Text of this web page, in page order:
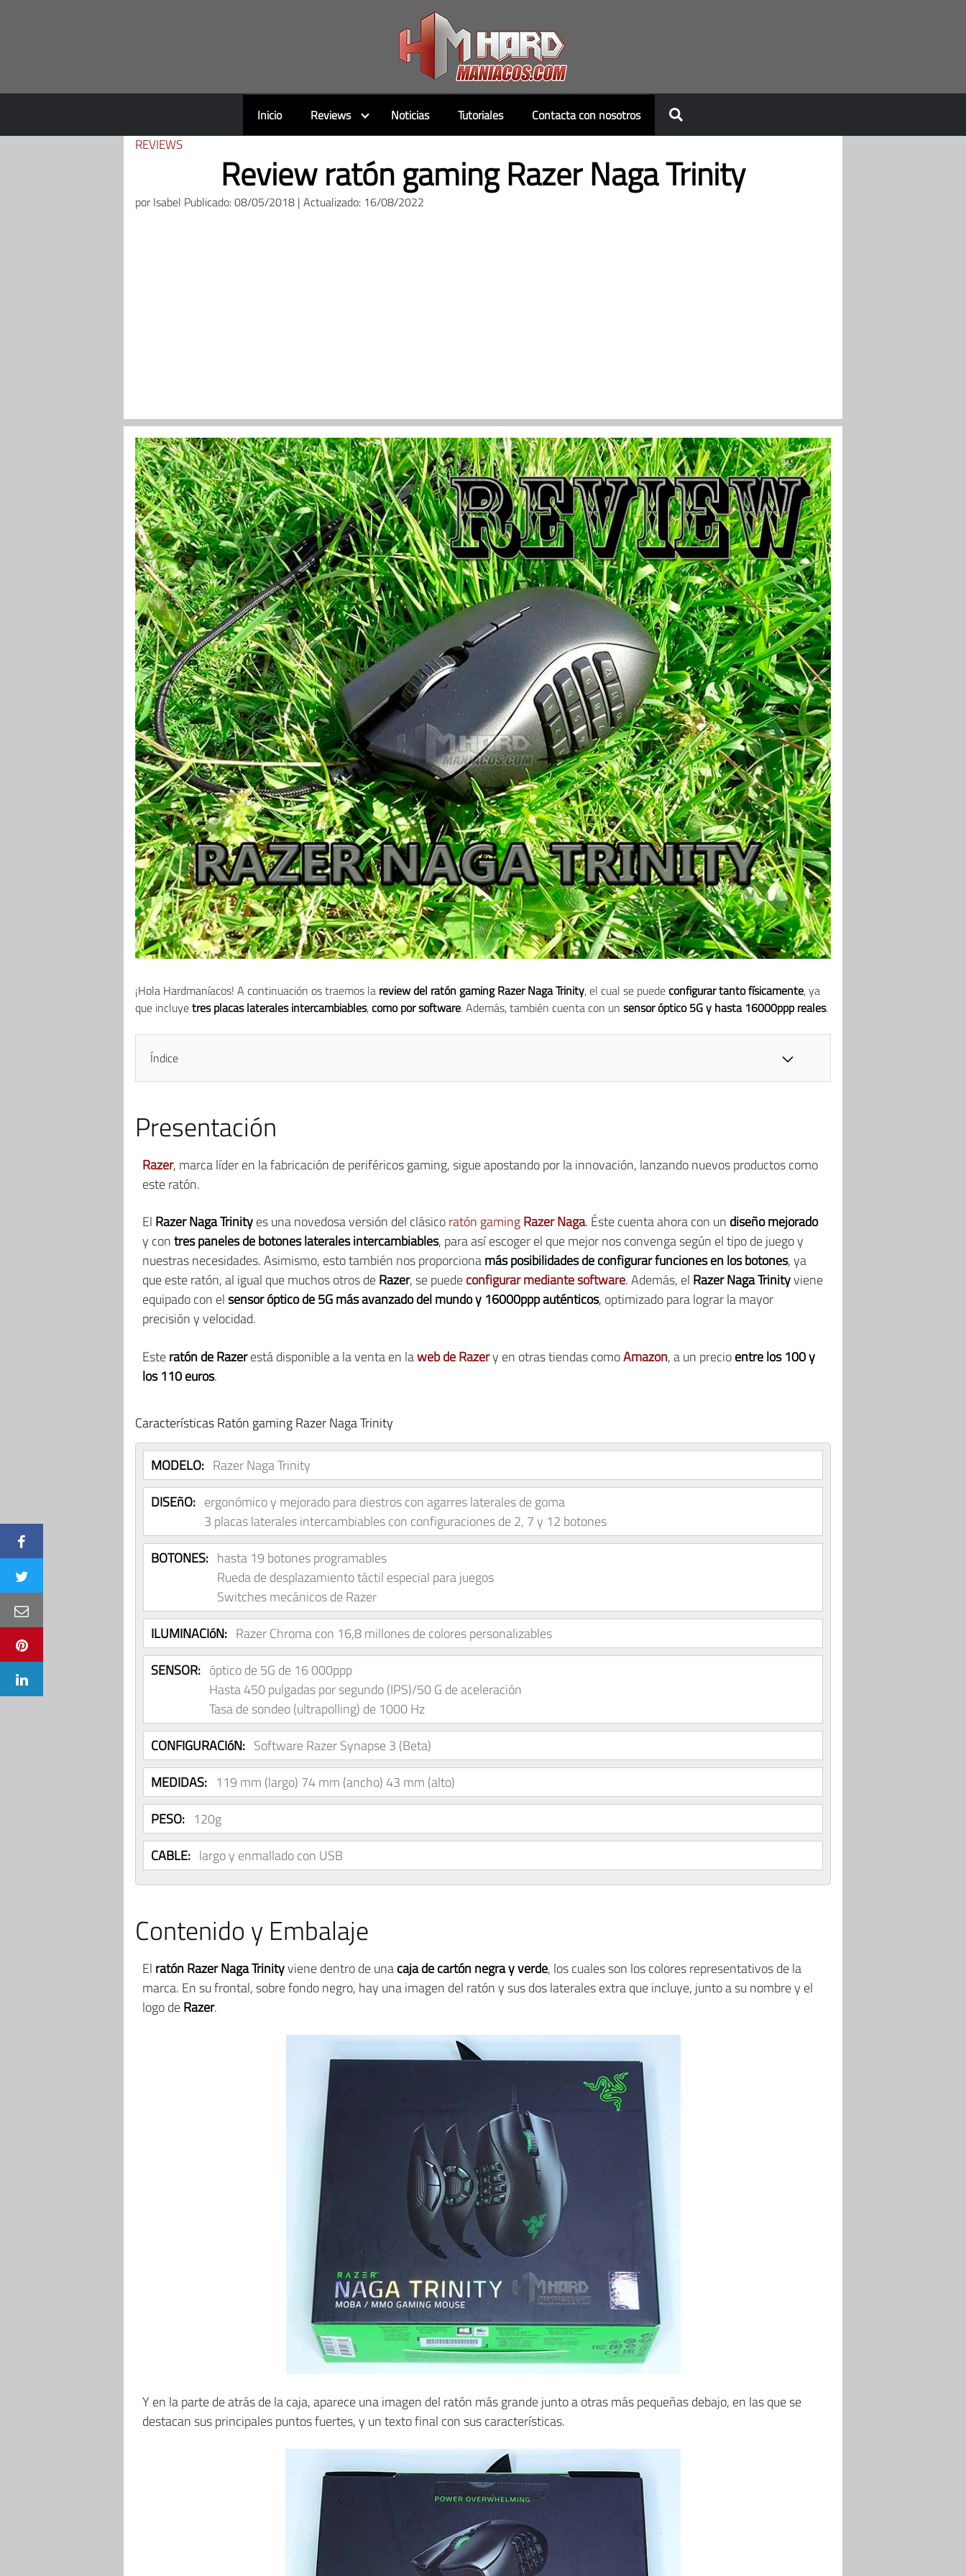
Inicio Reviews Noticias Tutoriales Contacta con nosotros
REVIEWS
Review ratón gaming Razer Naga Trinity
porIsabel Publicado: 08/05/2018 | Actualizado: 16/08/2022
¡Hola Hardmaníacos! A continuación os traemos la review del ratón gaming Razer Naga Trinity, el cual se puedeconfigurar tanto físicamente, ya
que incluyetres placas laterales intercambiables,como por software. Además, también cuenta con un sensor óptico 5G y hasta 16000ppp reales.
Índice
Presentación
Razer, marca líder en la fabricación de periféricos gaming, sigue apostando por la innovación, lanzando nuevos productos como
este ratón.
El Razer Naga Trinityes una novedosa versión del clásicoratón gamingRazer Naga. Éste cuenta ahora con un diseño mejorado
y contres paneles de botones laterales intercambiables, para así escoger el que mejor nos convenga según el tipo de juego y
nuestras necesidades. Asimismo, esto también nos proporcionamás posibilidades de configurar funciones en los botones, ya
que este ratón, al igual que muchos otros deRazer, se puedeconfigurar mediante software. Además, el Razer Naga Trinityviene
equipado con elsensor óptico de 5G más avanzado del mundo y 16000ppp auténticos, optimizado para lograr la mayor
precisión y velocidad.
Esteratón de Razerestá disponible a la venta en laweb de Razery en otras tiendas comoAmazon, a un precioentre los 100 y
los 110 euros.
Características Ratón gaming Razer Naga Trinity
MODELO: Razer Naga Trinity
DISEñO: ergonómico y mejorado para diestros con agarres laterales de goma
3 placas laterales intercambiables con configuraciones de 2, 7 y 12 botones
BOTONES: hasta 19 botones programables
Rueda de desplazamiento táctil especial para juegos
Switches mecánicos de Razer
ILUMINACIóN: Razer Chroma con 16,8 millones de colores personalizables
SENSOR: óptico de 5G de 16 000ppp
Hasta 450 pulgadas por segundo (IPS)/50 G de aceleración
Tasa de sondeo (ultrapolling) de 1000 Hz
CONFIGURACIóN: Software Razer Synapse 3 (Beta)
MEDIDAS: 119 mm (largo) 74 mm (ancho) 43 mm (alto)
PESO: 120g
CABLE: largo y enmallado con USB
Contenido y Embalaje
El ratón Razer Naga Trinityviene dentro de unacaja de cartón negra y verde, los cuales son los colores representativos de la
marca. En su frontal, sobre fondo negro, hay una imagen del ratón y sus dos laterales extra que incluye, junto a su nombre y el
logo deRazer.
Y en la parte de atrás de la caja, aparece una imagen del ratón más grande junto a otras más pequeñas debajo, en las que se
destacan sus principales puntos fuertes, y un texto final con sus características.